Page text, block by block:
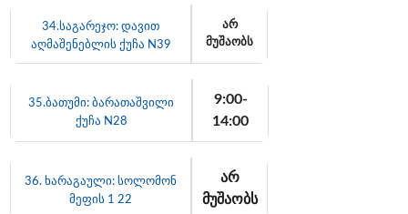
34.საგარეჯო: დავით
აღმაშენებლის ქუჩა N39
არ
მუშაობს
35.ბათუმი: ბარათაშვილი
ქუჩა N28
9:00-
14:00
36. ხარაგაული: სოლომონ
მეფის 1 22
არ
მუშაობს